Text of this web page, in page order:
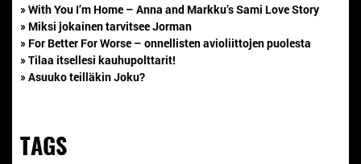
» With You I’m Home – Anna and Markku’s Sami Love Story
» Miksi jokainen tarvitsee Jorman
» For Better For Worse – onnellisten avioliittojen puolesta
» Tilaa itsellesi kauhupolttarit!
» Asuuko teilläkin Joku?
TAGS